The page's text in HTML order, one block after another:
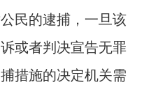
民的逮捕，一旦该
或者判决宣告无罪
措施的决定机关需